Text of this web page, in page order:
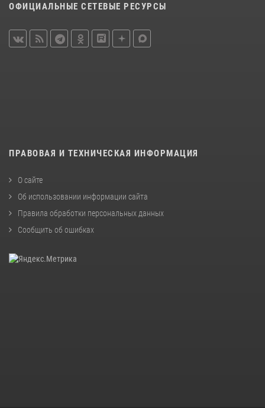
ОФИЦИАЛЬНЫЕ СЕТЕВЫЕ РЕСУРСЫ
ПРАВОВАЯ И ТЕХНИЧЕСКАЯ ИНФОРМАЦИЯ
О сайте
Об использовании информации сайта
Правила обработки персональных данных
Сообщить об ошибках